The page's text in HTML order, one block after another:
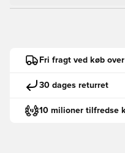
Fri fragt ved køb
30 dages returret
10 milioner tilfredse